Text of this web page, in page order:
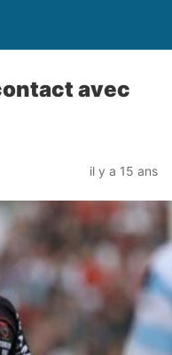
avec
il y a 15 ans